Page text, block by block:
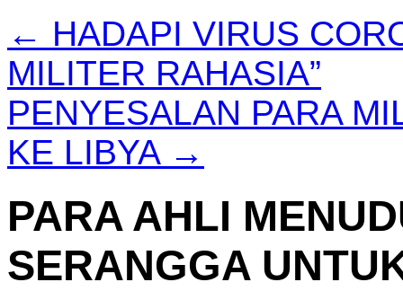
← HADAPI VIRUS
MILITER RAHASIA”
PENYESALAN PARA
KE LIBYA →
PARA AHLI
SERANGGA